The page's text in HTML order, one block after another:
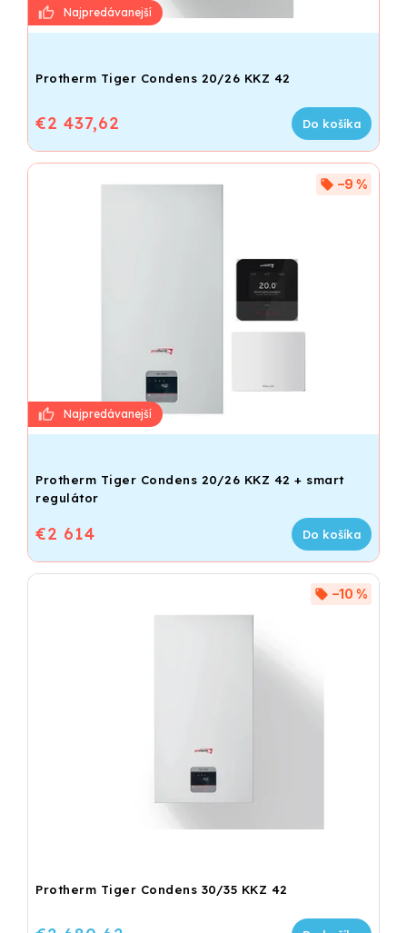
Protherm Tiger Condens 20/26 KKZ 42
€2 437,62 Do košíka
Protherm Tiger Condens 20/26 KKZ 42 + smart
regulátor
–9 %
€2 614 Do košíka
Protherm Tiger Condens 30/35 KKZ 42
–10 %